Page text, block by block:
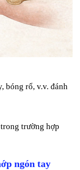
bóng rổ, v.v. đánh
trường hợp
ngón tay